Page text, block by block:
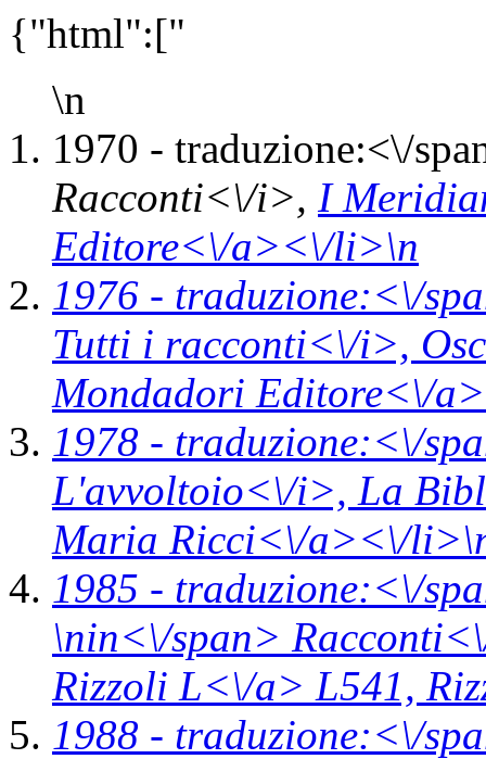
{"html":["
\n
1970 - traduzione:<\/
Racconti<\/i>, I
Editore<\/a><\/li>\n
1976 - traduzione:<\/
Tutti i racconti<\/i>,
Mondadori Editore<\/
1978 - traduzione:<\/
L'avvoltoio<\/i>, La
Maria Ricci<\/a><\/
1985 - traduzione:<\/
\nin<\/span>
Rizzoli L<\/a> L541,
1988 - traduzione:<\/